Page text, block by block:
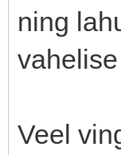
ning
Veel